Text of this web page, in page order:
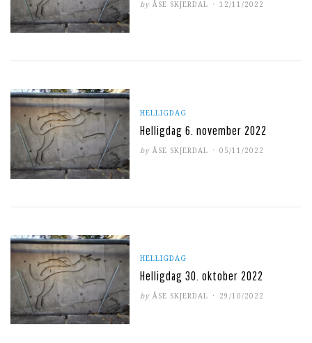
by ÅSE SKJERDAL
POSTED
12/11/2022
HELLIGDAG
Helligdag 6. november 2022
by ÅSE SKJERDAL
POSTED
05/11/2022
HELLIGDAG
Helligdag 30. oktober 2022
by ÅSE SKJERDAL
POSTED
29/10/2022